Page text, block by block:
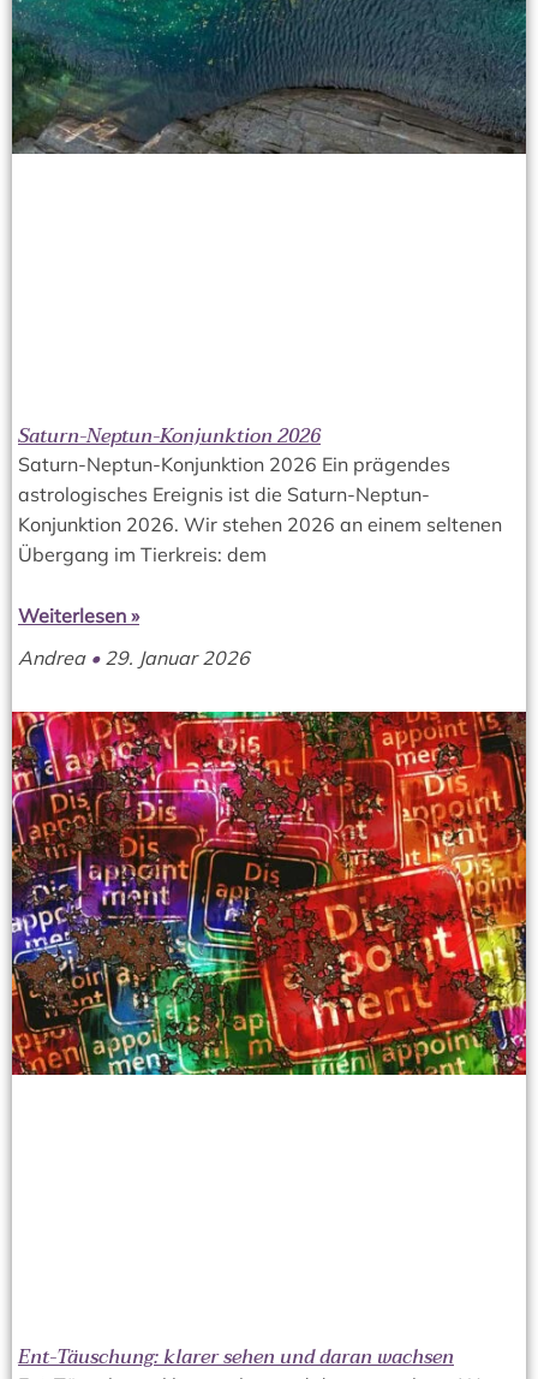
Saturn-Neptun-Konjunktion 2026
Saturn-Neptun-Konjunktion 2026 Ein prägendes
astrologisches Ereignis ist die Saturn-Neptun-
Konjunktion 2026. Wir stehen 2026 an einem seltenen
Übergang im Tierkreis: dem
Weiterlesen »
Andrea 29. Januar 2026
Ent-Täuschung: klarer sehen und daran wachsen